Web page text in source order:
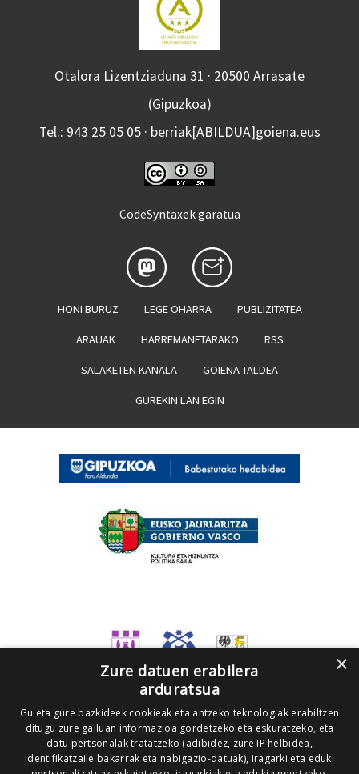
Otalora Lizentziaduna 31 · 20500 Arrasate
(Gipuzkoa)
Tel.: 943 25 05 05 · berriak[ABILDUA]goiena.eus
CodeSyntaxek garatua
HONI BURUZ LEGE OHARRA PUBLIZITATEA
ARAUAK HARREMANETARAKO RSS
SALAKETEN KANALA GOIENA TALDEA
GUREKIN LAN EGIN
×
Zure datuen erabilera
arduratsua
Gu eta gure bazkideek cookieak eta antzeko teknologiak erabiltzen
ditugu zure gailuan informazioa gordetzeko eta eskuratzeko, eta
datu pertsonalak tratatzeko (adibidez, zure IP helbidea,
identifikatzaile bakarrak eta nabigazio-datuak), iragarki eta eduki